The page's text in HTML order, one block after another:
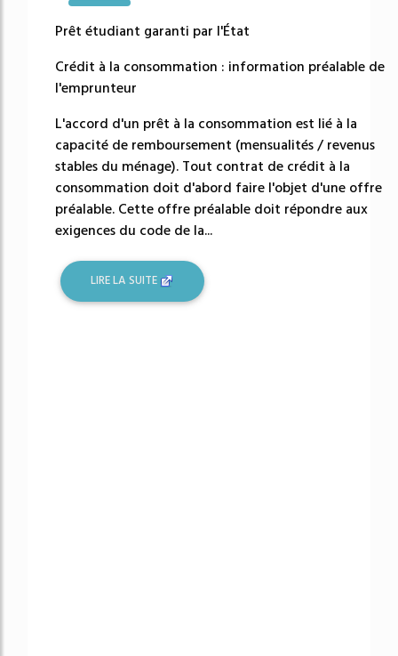
4650%
Prêt étudiant garanti par l'État
Crédit à la consommation : information préalable de
l'emprunteur
L'accord d'un prêt à la consommation est lié à la
capacité de remboursement (mensualités / revenus
stables du ménage). Tout contrat de crédit à la
consommation doit d'abord faire l'objet d'une offre
préalable. Cette offre préalable doit répondre aux
exigences du code de la...
LIRE LA SUITE